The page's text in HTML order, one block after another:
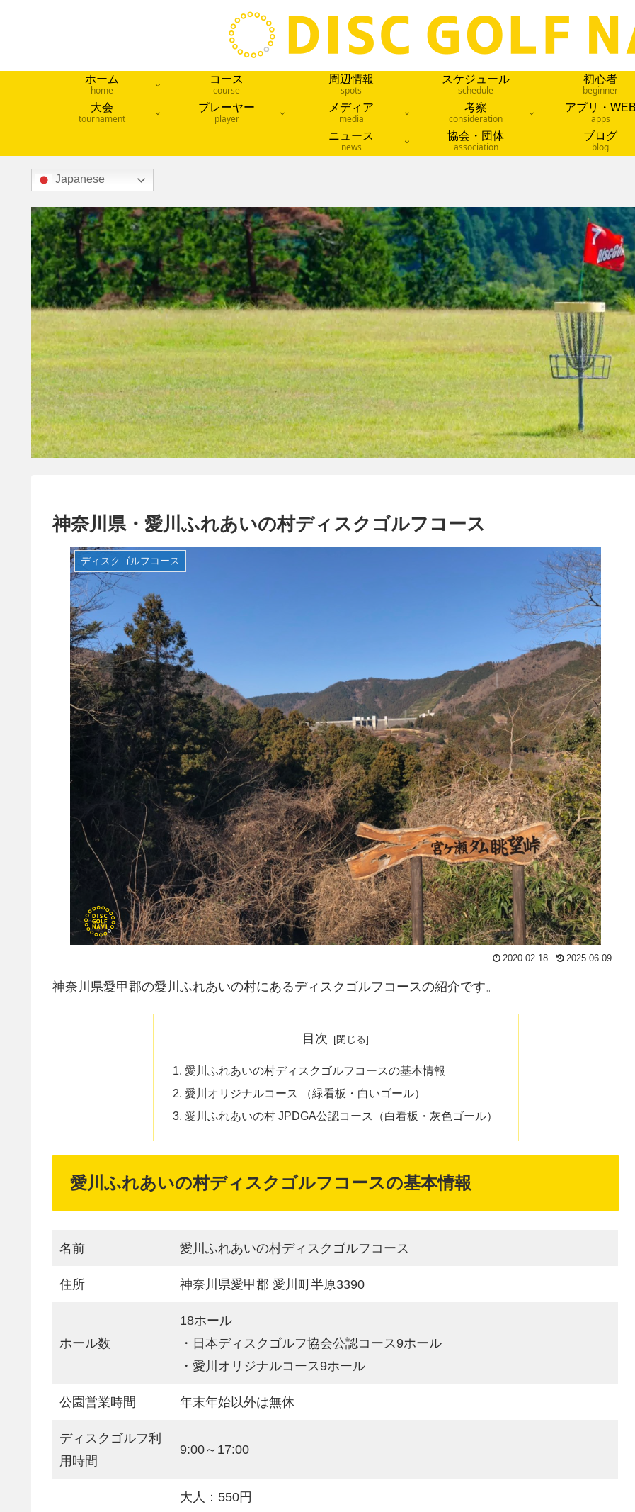
ホーム
home
コース
course
周辺情報
spots
スケジュール
schedule
初心者
beginner
大会
tournament
プレーヤー
player
メディア
media
考察
consideration
アプリ・WEB
apps
ニュース
news
協会・団体
association
ブログ
blog
Japanese
神奈川県・愛川ふれあいの村ディスクゴルフコース
ディスクゴルフコース
2020.02.18 2025.06.09
神奈川県愛甲郡の愛川ふれあいの村にあるディスクゴルフコースの紹介です。
目次
愛川ふれあいの村ディスクゴルフコースの基本情報
愛川オリジナルコース （緑看板・白いゴール）
愛川ふれあいの村 JPDGA公認コース（白看板・灰色ゴール）
愛川ふれあいの村ディスクゴルフコースの基本情報
名前 愛川ふれあいの村ディスクゴルフコース
住所 神奈川県愛甲郡 愛川町半原3390
ホール数
18ホール
・日本ディスクゴルフ協会公認コース9ホール
・愛川オリジナルコース9ホール
公園営業時間 年末年始以外は無休
ディスクゴルフ利
用時間
9:00～17:00
大人：550円